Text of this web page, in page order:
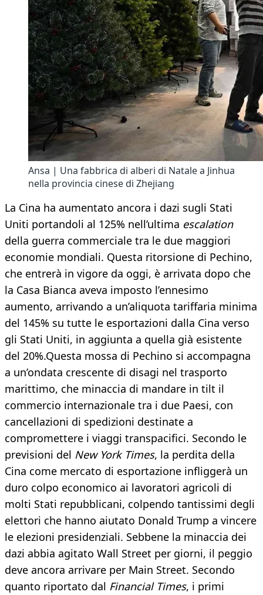
Ansa | Una fabbrica di alberi di Natale a Jinhua
nella provincia cinese di Zhejiang
La Cina ha aumentato ancora i dazi sugli Stati
Uniti portandoli al 125% nell’ultima escalation
della guerra commerciale tra le due maggiori
economie mondiali. Questa ritorsione di Pechino,
che entrerà in vigore da oggi, è arrivata dopo che
la Casa Bianca aveva imposto l’ennesimo
aumento, arrivando a un’aliquota tariffaria minima
del 145% su tutte le esportazioni dalla Cina verso
gli Stati Uniti, in aggiunta a quella già esistente
del 20%.Questa mossa di Pechino si accompagna
a un’ondata crescente di disagi nel trasporto
marittimo, che minaccia di mandare in tilt il
commercio internazionale tra i due Paesi, con
cancellazioni di spedizioni destinate a
compromettere i viaggi transpacifici. Secondo le
previsioni del New York Times, la perdita della
Cina come mercato di esportazione infliggerà un
duro colpo economico ai lavoratori agricoli di
molti Stati repubblicani, colpendo tantissimi degli
elettori che hanno aiutato Donald Trump a vincere
le elezioni presidenziali. Sebbene la minaccia dei
dazi abbia agitato Wall Street per giorni, il peggio
deve ancora arrivare per Main Street. Secondo
quanto riportato dal Financial Times, i primi